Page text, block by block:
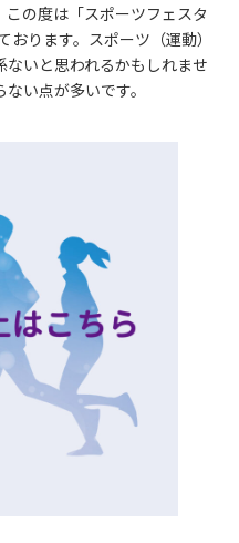
の度は「スポーツフェスタ
ります。スポーツ（運動）
いと思われるかもしれませ
い点が多いです。